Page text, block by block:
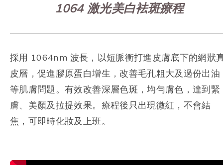
1064 激光美白袪斑療程
採用 1064nm 波長，以短脈衝打進皮膚底下的網狀
皮層，促進膠原蛋白增生，改善毛孔粗大及過份出油
等肌膚問題。有效改善深層色斑，均勻膚色，達到緊
膚、美顏及拉提效果。療程後只出現微紅，不會結
焦，可即時化妝及上班。